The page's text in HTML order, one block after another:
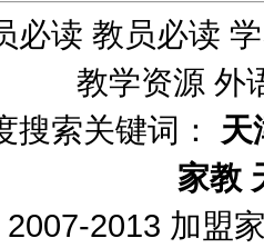
必读 教员必读
教学资源 外
搜索关键词： 天
家教
2013 加盟